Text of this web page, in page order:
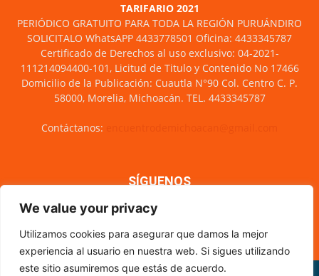
We value your privacy
Utilizamos cookies para asegurar que damos la mejor
experiencia al usuario en nuestra web. Si sigues utilizando
este sitio asumiremos que estás de acuerdo.
TARIFARIO 2021
PERIÓDICO GRATUITO PARA TODA LA REGIÓN PURUÁNDIRO
SOLICITALO WhatsAPP 4433778501 Oficina: 4433345787
Certificado de Derechos al uso exclusivo: 04-2021-
111214094400-101, Licitud de Titulo y Contenido No 17466
Domicilio de la Publicación: Cuautla N°90 Col. Centro C. P.
58000, Morelia, Michoacán. TEL. 4433345787
Contáctanos:
SÍGUENOS